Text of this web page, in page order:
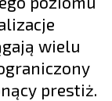
wielu
prestiż.